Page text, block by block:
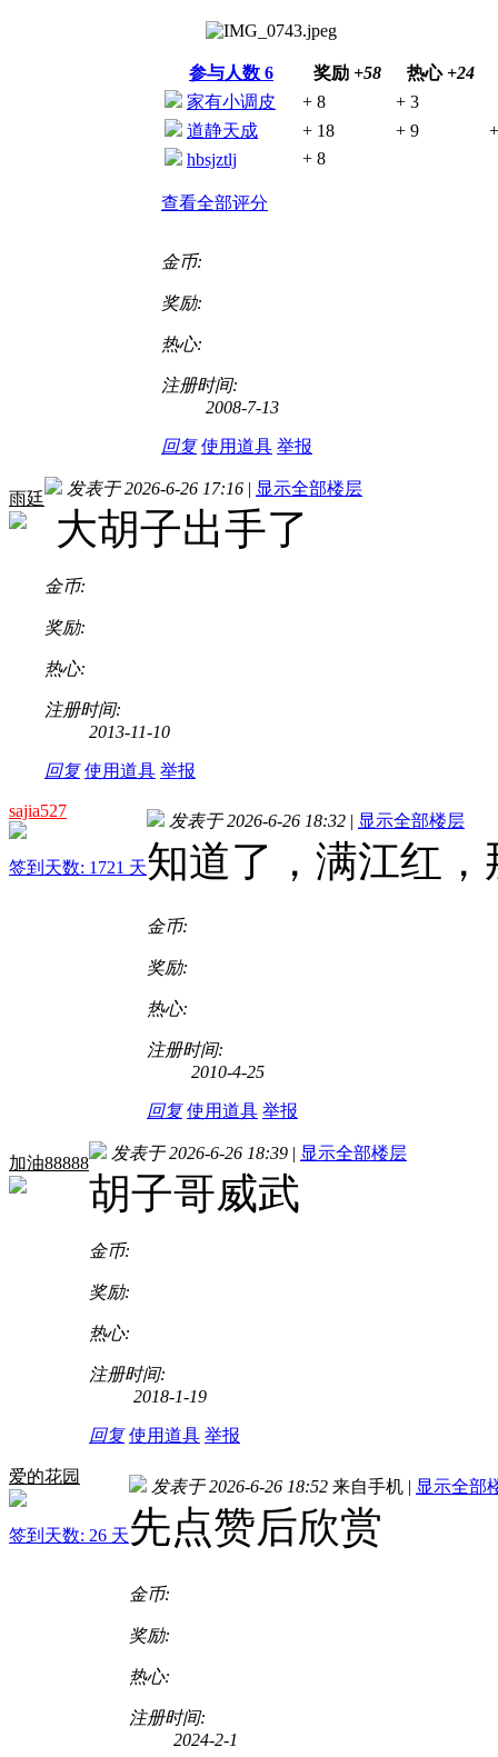
参与人数 6 奖励 +58 热心 +24
家有小调皮
+ 8
+ 3
道静天成
+ 18 + 9
hbsjztlj
+ 8
查看全部评分
金币:
奖励:
热心:
注册时间:
2008-7-13
回复 使用道具 举报
雨廷
发表于 2026-6-26 17:16 | 显示全部楼层
大胡子出手了
金币:
奖励:
热心:
注册时间:
2013-11-10
回复 使用道具 举报
sajia527
签到天数: 1721 天
发表于 2026-6-26 18:32 | 显示全部楼层
知道了，满江红
金币:
奖励:
热心:
注册时间:
2010-4-25
回复 使用道具 举报
加油88888
发表于 2026-6-26 18:39 | 显示全部楼层
胡子哥威武
金币:
奖励:
热心:
注册时间:
2018-1-19
回复 使用道具 举报
爱的花园
签到天数: 26 天
发表于 2026-6-26 18:52 来自手机 | 显示全部
先点赞后欣赏
金币:
奖励:
热心:
注册时间:
2024-2-1